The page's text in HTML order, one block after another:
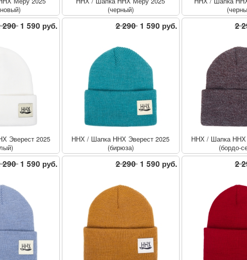
(черный)
2901 590 руб.
Эверест 2025
2 2901 590 руб.
ННХ / Шапка ННХ Эверест 2025
(бирюза)
2
ННХ/ Шапка ННХ
(бордо-
2901 590 руб. 2 2901 590 руб. 2